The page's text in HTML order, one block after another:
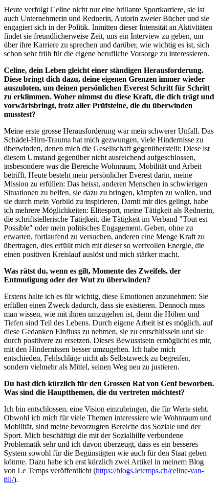
Heute verfolgt Celine nicht nur eine brillante Sportkarriere, sie ist
auch Unternehmerin und Rednerin, Autorin zweier Bücher und sie
engagiert sich in der Politik. Inmitten dieser Intensität an Aktivitäten
findet sie freundlicherweise Zeit, uns ein Interview zu geben, um
über ihre Karriere zu sprechen und darüber, wie wichtig es ist, sich
schon sehr früh für die eigene berufliche Vorsorge zu interessieren.
Celine, dein Leben gleicht einer ständigen Herausforderung.
Diese bringt dich dazu, deine eigenen Grenzen immer wieder
auszuloten, um deinen persönlichen Everest Schritt für Schritt
zu erklimmen. Woher nimmst du diese Kraft, die dich trägt und
vorwärtsbringt, trotz aller Prüfsteine, die du überwinden
musstest?
Meine erste grosse Herausforderung war mein schwerer Unfall. Das
Schädel-Hirn-Trauma hat mich gezwungen, viele Hindernisse zu
überwinden, denen mich die Gesellschaft gegenüberstellt: Diese ist
diesem Umstand gegenüber nicht ausreichend aufgeschlossen,
insbesondere was die Bereiche Wohnraum, Mobilität und Arbeit
betrifft. Heute besteht mein persönlicher Everest darin, meine
Mission zu erfüllen: Das heisst, anderen Menschen in schwierigen
Situationen zu helfen, sie dazu zu bringen, kämpfen zu wollen, und
sie durch mein Vorbild zu inspirieren. Damit mir dies gelingt, habe
ich mehrere Möglichkeiten: Elitesport, meine Tätigkeit als Rednerin,
die schriftstellerische Tätigkeit, die Tätigkeit im Verband "Tout est
Possible" oder mein politisches Engagement. Geben, ohne zu
erwarten, fortlaufend zu versuchen, anderen eine Menge Kraft zu
übertragen, dies erfüllt mich mit dieser so wertvollen Energie, die
einen positiven Kreislauf auslöst und mich stärker macht.
Was rätst du, wenn es gilt, Momente des Zweifels, der
Entmutigung oder der Wut zu überwinden?
Erstens halte ich es für wichtig, diese Emotionen anzunehmen: Sie
erfüllen einen Zweck dadurch, dass sie existieren. Dennoch muss
man wissen, wie mit ihnen umzugehen ist, denn die Höhen und
Tiefen sind Teil des Lebens. Durch eigene Arbeit ist es möglich, auf
diese Gedanken Einfluss zu nehmen, sie zu entschlüsseln und sie
durch positivere zu ersetzen. Dieses Bewusstsein ermöglicht es mir,
mit den Hindernissen besser umzugehen. Ich habe mich
entschieden, Fehlschläge nicht als Selbstzweck zu begreifen,
sondern vielmehr als Mittel, seinen Weg neu zu justieren.
Du hast dich kürzlich für den Grossen Rat von Genf beworben.
Was sind die Hauptthemen, die du vertreten möchtest?
Ich bin entschlossen, eine Vision einzubringen, die für Werte steht.
Obwohl ich mich für viele Themen interessiere wie Wohnraum und
Mobilität, sind meine bevorzugten Bereiche das Soziale und der
Sport. Mich beschäftigt die mit der Sozialhilfe verbundene
Problematik sehr und ich davon überzeugt, dass es ein besseres
System sowohl für die Begünstigten wie auch für den Staat geben
könnte. Dazu habe ich erst kürzlich zwei Artikel in meinem Blog
von Le Temps veröffentlicht (https://blogs.letemps.ch/celine-van-
till/).